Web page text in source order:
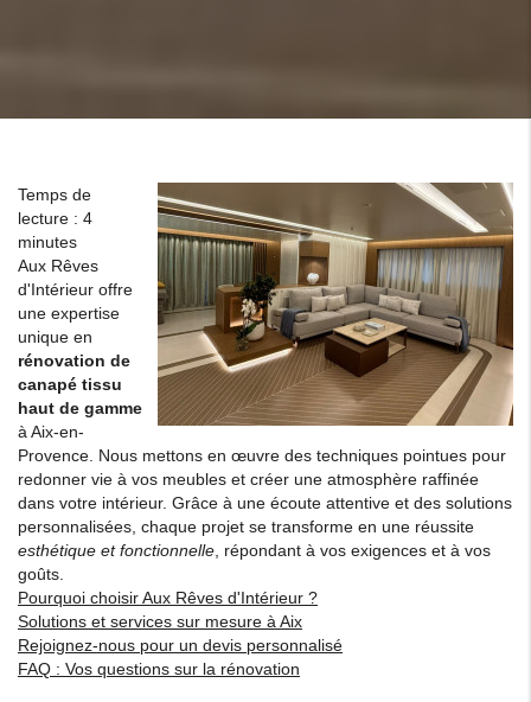
Temps de
lecture : 4
minutes
Aux Rêves
d'Intérieur offre
une expertise
unique en
rénovation de
canapé tissu
haut de gamme
à Aix-en-
Provence. Nous mettons en œuvre des techniques pointues pour
redonner vie à vos meubles et créer une atmosphère raffinée
dans votre intérieur. Grâce à une écoute attentive et des solutions
personnalisées, chaque projet se transforme en une réussite
esthétique et fonctionnelle, répondant à vos exigences et à vos
goûts.
Pourquoi choisir Aux Rêves d'Intérieur ?
Solutions et services sur mesure à Aix
Rejoignez-nous pour un devis personnalisé
FAQ : Vos questions sur la rénovation